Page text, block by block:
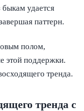
быкам удается
паттерн.
полом,
этой поддержки.
тренда.
тренда с